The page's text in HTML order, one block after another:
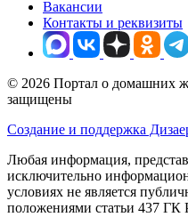
Вакансии
Контакты и реквизиты
© 2026 Портал о домашних
защищены
Создание и поддержка
Любая информация,
исключительно
условиях не является
положениями статьи 437 ГК